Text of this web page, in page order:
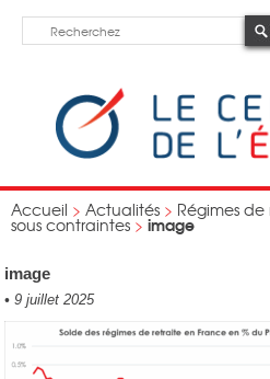
Accueil > Actualités > Régimes
sous contraintes > image
image
• 9 juillet 2025